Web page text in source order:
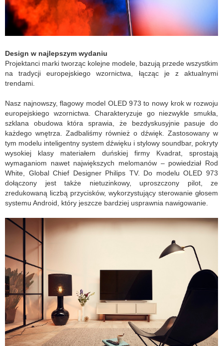
Design w najlepszym wydaniu
Projektanci marki tworząc kolejne modele, bazują przede wszystkim
na tradycji europejskiego wzornictwa, łącząc je z aktualnymi
trendami.
Nasz najnowszy, flagowy model OLED 973 to nowy krok w rozwoju
europejskiego wzornictwa. Charakteryzuje go niezwykle smukła,
szklana obudowa która sprawia, że bezdyskusyjnie pasuje do
każdego wnętrza. Zadbaliśmy również o dźwięk. Zastosowany w
tym modelu inteligentny system dźwięku i stylowy soundbar, pokryty
wysokiej klasy materiałem duńskiej firmy Kvadrat, sprostają
wymaganiom nawet największych melomanów – powiedział Rod
White, Global Chief Designer Philips TV. Do modelu OLED 973
dołączony jest także nietuzinkowy, uproszczony pilot, ze
zredukowaną liczbą przycisków, wykorzystujący sterowanie głosem
systemu Android, który jeszcze bardziej usprawnia nawigowanie